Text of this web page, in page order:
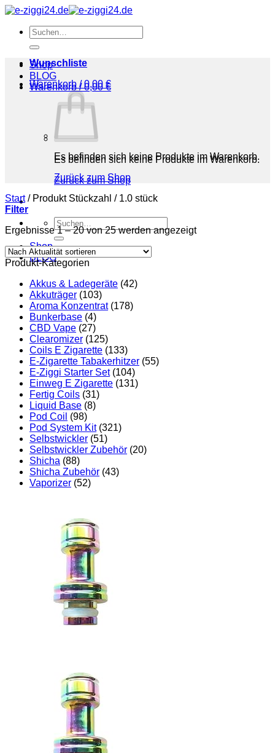
Zum
springenSuchen
nach:
Shop
BLOG
Warenkorb /0,00€
Es befinden sich keine Produkte im Warenkorb.
Zurück zum Shop
Suchen
nach:
Shop
BLOG
Wunschliste
Warenkorb /0,00 €
Es befinden sich keine Produkte im Warenkorb.
Zurück zum Shop
Start /Produkt Stückzahl /‎1.0 stück
Filter
Ergebnisse 1 – 20 von 25 werden angezeigtNach
Produkt-Kategorien
Akkus & Ladegeräte (42)
Akkuträger (103)
Aroma Konzentrat (178)
Bunkerbase (4)
CBD Vape (27)
Clearomizer (125)
Coils E Zigarette (133)
E-Zigarette Tabakerhitzer (55)
E-Ziggi Starter Set (104)
Einweg E Zigarette (131)
Fertig Coils (31)
Liquid Base (8)
Pod Coil (98)
Pod System Kit (321)
Selbstwickler (51)
Selbstwickler Zubehör (20)
Shicha (88)
Shicha Zubehör (43)
Vaporizer (52)